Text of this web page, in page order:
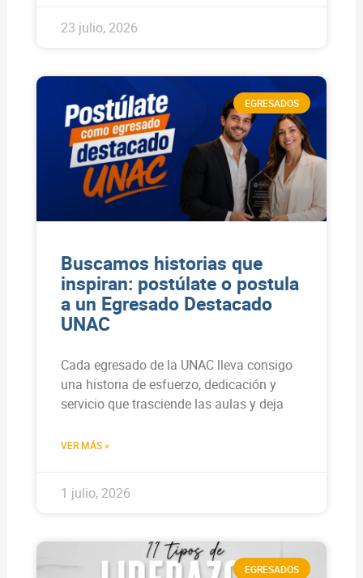
23 julio, 2026
EGRESADOS
Buscamos historias que
inspiran: postúlate o postula
a un Egresado Destacado
UNAC
Cada egresado de la UNAC lleva consigo
una historia de esfuerzo, dedicación y
servicio que trasciende las aulas y deja
VER MÁS »
1 julio, 2026
EGRESADOS